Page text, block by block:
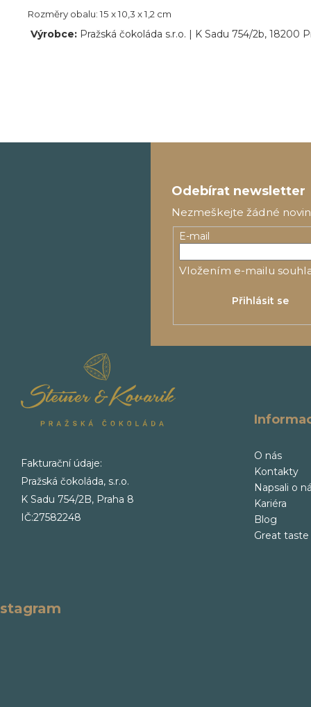
Rozměry obalu: 15 x 10,3 x 1,2 cm
Výrobce: Pražská čokoláda s.r.o. | K Sadu 754/2b, 18200
Odebírat newsletter
Nezmeškejte žádné
E-mail
Vložením e-mailu
Přihlásit se
Fakturační údaje:
Pražská čokoláda, s.r.o.
K Sadu 754/2B, Praha 8
IČ:27582248
O nás
Kontakty
Napsali o
Kariéra
Blog
Great taste